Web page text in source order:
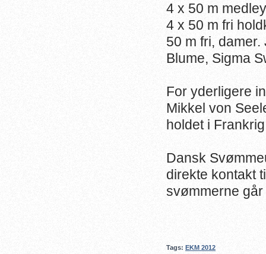
4 x 50 m
4 x 50 m fri
50 m fri,
Blume, Sigma
For yderligere
Mikkel von
holdet i
Dansk
direkte kontakt
svømmerne
Tags: EKM 2012